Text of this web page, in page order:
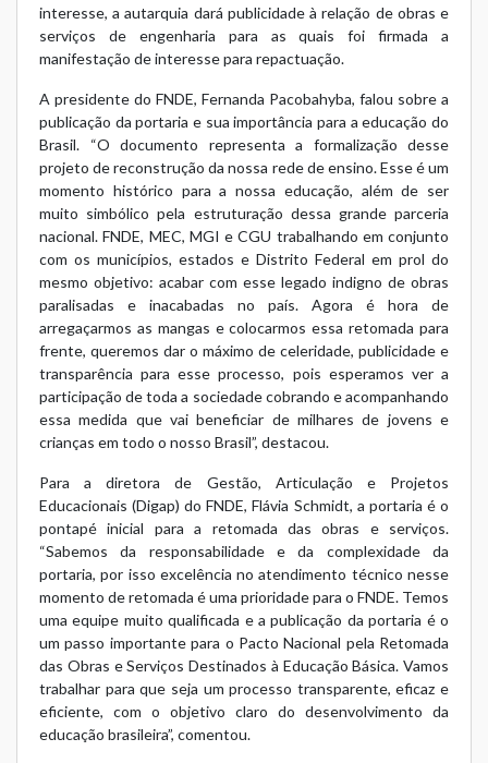
interesse, a autarquia dará publicidade à relação de obras e
serviços de engenharia para as quais foi firmada a
manifestação de interesse para repactuação.
A presidente do FNDE, Fernanda Pacobahyba, falou sobre a
publicação da portaria e sua importância para a educação do
Brasil. “O documento representa a formalização desse
projeto de reconstrução da nossa rede de ensino. Esse é um
momento histórico para a nossa educação, além de ser
muito simbólico pela estruturação dessa grande parceria
nacional. FNDE, MEC, MGI e CGU trabalhando em conjunto
com os municípios, estados e Distrito Federal em prol do
mesmo objetivo: acabar com esse legado indigno de obras
paralisadas e inacabadas no país. Agora é hora de
arregaçarmos as mangas e colocarmos essa retomada para
frente, queremos dar o máximo de celeridade, publicidade e
transparência para esse processo, pois esperamos ver a
participação de toda a sociedade cobrando e acompanhando
essa medida que vai beneficiar de milhares de jovens e
crianças em todo o nosso Brasil”, destacou.
Para a diretora de Gestão, Articulação e Projetos
Educacionais (Digap) do FNDE, Flávia Schmidt, a portaria é o
pontapé inicial para a retomada das obras e serviços.
“Sabemos da responsabilidade e da complexidade da
portaria, por isso excelência no atendimento técnico nesse
momento de retomada é uma prioridade para o FNDE. Temos
uma equipe muito qualificada e a publicação da portaria é o
um passo importante para o Pacto Nacional pela Retomada
das Obras e Serviços Destinados à Educação Básica. Vamos
trabalhar para que seja um processo transparente, eficaz e
eficiente, com o objetivo claro do desenvolvimento da
educação brasileira”, comentou.